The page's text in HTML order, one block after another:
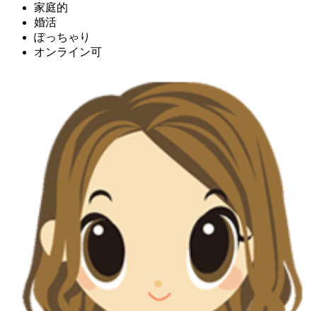
家庭的
婚活
ぽっちゃり
オンライン可